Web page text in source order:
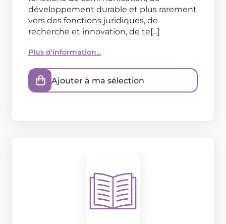
développement durable et plus rarement
vers des fonctions juridiques, de
recherche et innovation, de te[...]
Plus d'information...
Ajouter à ma sélection